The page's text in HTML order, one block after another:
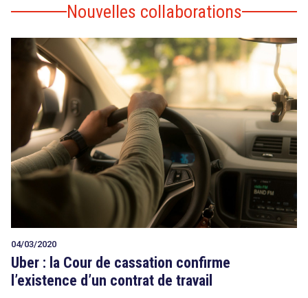
Nouvelles collaborations
04/03/2020
Uber : la Cour de cassation confirme
l’existence d’un contrat de travail